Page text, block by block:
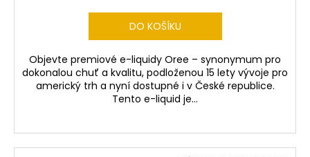
DO KOŠÍKU
Objevte premiové e-liquidy Oree – synonymum pro
dokonalou chuť a kvalitu, podloženou 15 lety vývoje pro
americký trh a nyní dostupné i v České republice.
Tento e-liquid je...